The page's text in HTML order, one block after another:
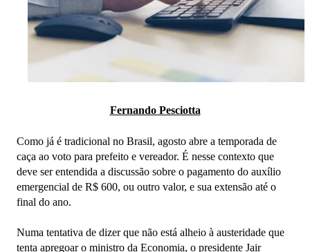
Fernando Pesciotta
Como já é tradicional no Brasil, agosto abre a temporada de
caça ao voto para prefeito e vereador. É nesse contexto que
deve ser entendida a discussão sobre o pagamento do auxílio
emergencial de R$ 600, ou outro valor, e sua extensão até o
final do ano.
Numa tentativa de dizer que não está alheio à austeridade que
tenta apregoar o ministro da Economia, o presidente Jair